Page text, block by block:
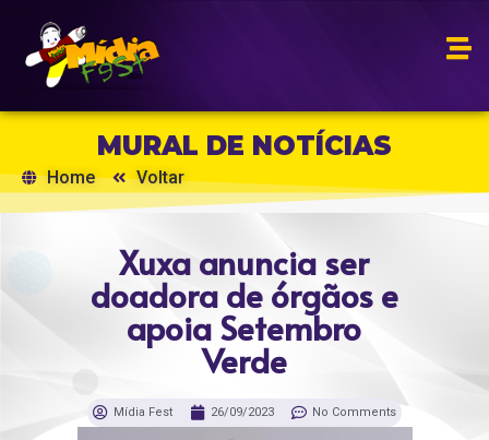
MURAL DE NOTÍCIAS
Home Voltar
Xuxa anuncia ser
doadora de órgãos e
apoia Setembro
Verde
Mídia Fest 26/09/2023 No Comments